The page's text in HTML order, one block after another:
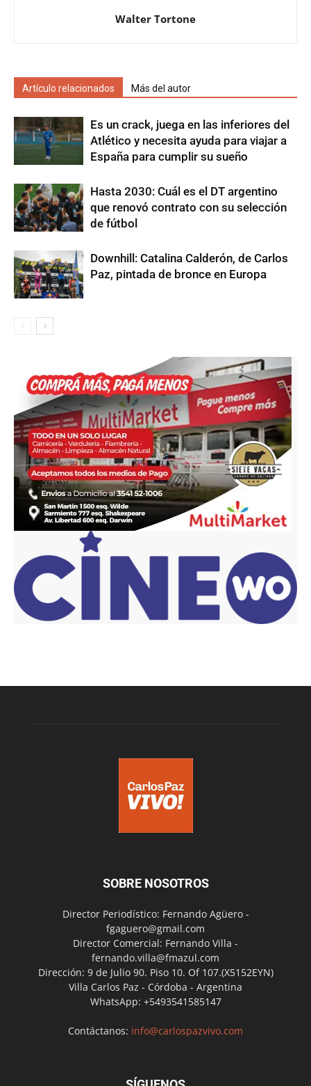
Walter Tortone
Artículo relacionados Más del autor
Es un crack, juega en las inferiores del
Atlético y necesita ayuda para viajar a
España para cumplir su sueño
Hasta 2030: Cuál es el DT argentino
que renovó contrato con su selección
de fútbol
Downhill: Catalina Calderón, de Carlos
Paz, pintada de bronce en Europa
SOBRE NOSOTROS
Director Periodístico: Fernando Agüero -
fgaguero@gmail.com
Director Comercial: Fernando Villa -
fernando.villa@fmazul.com
Dirección: 9 de Julio 90. Piso 10. Of 107.(X5152EYN)
Villa Carlos Paz - Córdoba - Argentina
WhatsApp: +5493541585147
Contáctanos: info@carlospazvivo.com